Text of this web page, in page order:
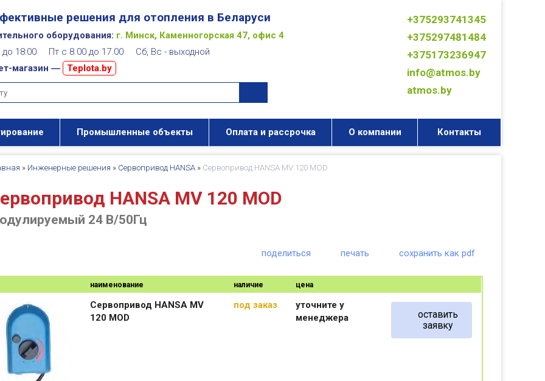
решения для отопления в Беларуси
оборудования: г. Минск, Каменногорская 47, офис 4
до 18:00 Пт с 8.00 до 17.00 Сб, Вс - выходной
магазин ―
Teplota.by
+375293741345
+375297481484
+375173236947
info@atmos.by
atmos.by
Промышленные объекты Оплата и рассрочка О компании Контакты
» Инженерные решения » Сервопривод HANSA » Сервопривод HANSA MV 120 MОD
HANSA MV 120 MОD
24 В/50Гц
поделиться печать сохранить как pdf
наименование наличие цена
Сервопривод HANSA MV
120 MОD
под заказ
уточните у
менеджера
оставить
заявку